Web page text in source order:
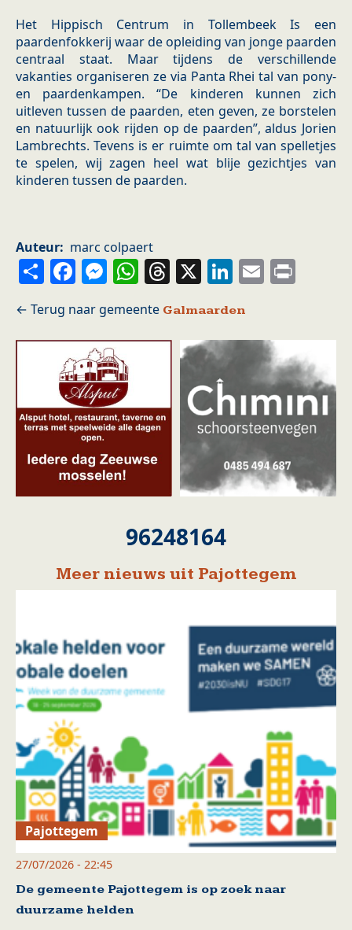
Het Hippisch Centrum in Tollembeek Is een
paardenfokkerij waar de opleiding van jonge paarden
centraal staat. Maar tijdens de verschillende
vakanties organiseren ze via Panta Rhei tal van pony-
en paardenkampen. “De kinderen kunnen zich
uitleven tussen de paarden, eten geven, ze borstelen
en natuurlijk ook rijden op de paarden”, aldus Jorien
Lambrechts. Tevens is er ruimte om tal van spelletjes
te spelen, wij zagen heel wat blije gezichtjes van
kinderen tussen de paarden.
Auteur marc colpaert
ShareFacebook
Messenger
WhatsApp
Threads
X LinkedIn
Email
Galmaarden
96248164
Meer nieuws uit Pajottegem
Pajottegem
27/07/2026 - 22:45
De gemeente Pajottegem is op zoek naar
duurzame helden